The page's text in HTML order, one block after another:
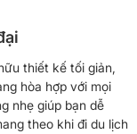
thiết kế tối giản,
hòa hợp với mọi
nhẹ giúp bạn dễ
theo khi đi du lịch